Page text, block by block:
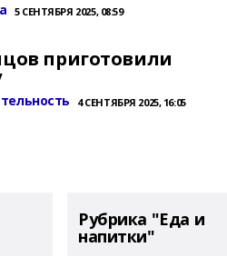
5 СЕНТЯБРЯ 2025, 08:59
приготовили
4 СЕНТЯБРЯ 2025, 16:05
Рубрика "Еда и
напитки"